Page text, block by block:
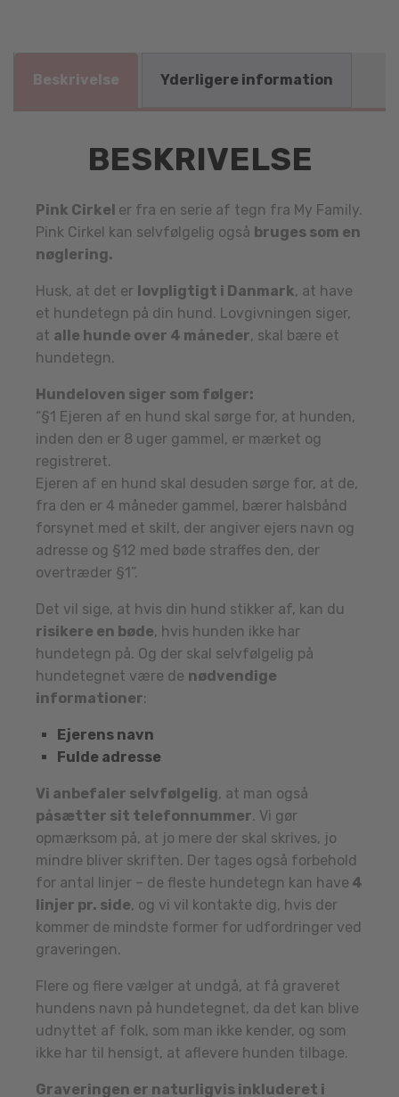
Beskrivelse Yderligere information
BESKRIVELSE
Pink Cirkel er fra en serie af tegn fra My Family.
Pink Cirkel kan selvfølgelig også bruges som en
nøglering.
Husk, at det er lovpligtigt i Danmark, at have
et hundetegn på din hund. Lovgivningen siger,
at alle hunde over 4 måneder, skal bære et
hundetegn.
Hundeloven siger som følger:
“§1 Ejeren af en hund skal sørge for, at hunden,
inden den er 8 uger gammel, er mærket og
registreret.
Ejeren af en hund skal desuden sørge for, at de,
fra den er 4 måneder gammel, bærer halsbånd
forsynet med et skilt, der angiver ejers navn og
adresse og §12 med bøde straffes den, der
overtræder §1”.
Det vil sige, at hvis din hund stikker af, kan du
risikere en bøde, hvis hunden ikke har
hundetegn på. Og der skal selvfølgelig på
hundetegnet være de nødvendige
informationer:
Ejerens navn
Fulde adresse
Vi anbefaler selvfølgelig, at man også
påsætter sit telefonnummer. Vi gør
opmærksom på, at jo mere der skal skrives, jo
mindre bliver skriften. Der tages også forbehold
for antal linjer – de fleste hundetegn kan have 4
linjer pr. side, og vi vil kontakte dig, hvis der
kommer de mindste former for udfordringer ved
graveringen.
Flere og flere vælger at undgå, at få graveret
hundens navn på hundetegnet, da det kan blive
udnyttet af folk, som man ikke kender, og som
ikke har til hensigt, at aflevere hunden tilbage.
Graveringen er naturligvis inkluderet i